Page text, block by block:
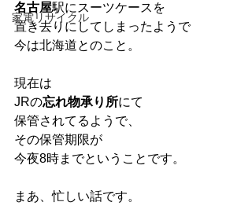
家電リサイクル
名古屋駅にスーツケースを
置き去りにしてしまったようで
今は北海道とのこと。
現在は
JRの忘れ物承り所にて
保管されてるようで、
その保管期限が
今夜8時までということです。
まあ、忙しい話です。